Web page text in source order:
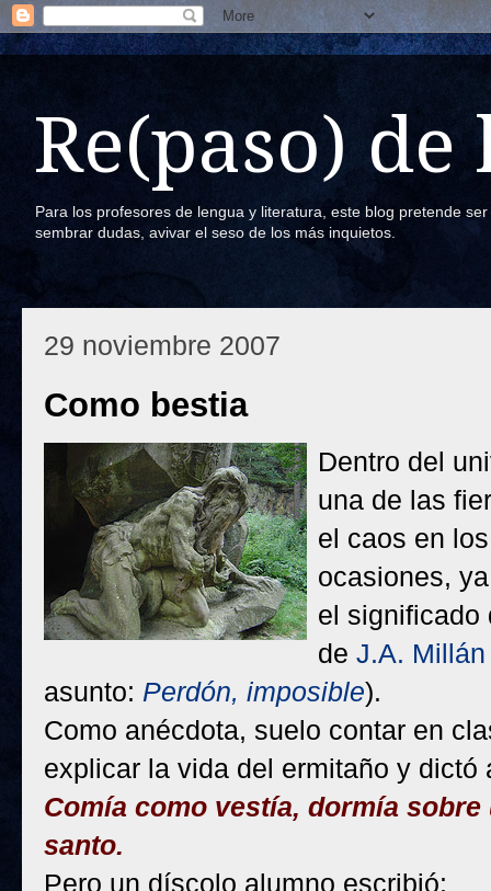
Re(paso) de
Para los profesores de lengua y literatura, este blog pretende
sembrar dudas, avivar el seso de los más inquietos.
29 noviembre 2007
Como bestia
Dentro del
una de las
el caos en
ocasiones,
el significado
de J.A. Millán
asunto: Perdón, imposible).
Como anécdota, suelo contar en
explicar la vida del ermitaño y dictó
Comía como vestía, dormía
santo.
Pero un díscolo alumno escribió: